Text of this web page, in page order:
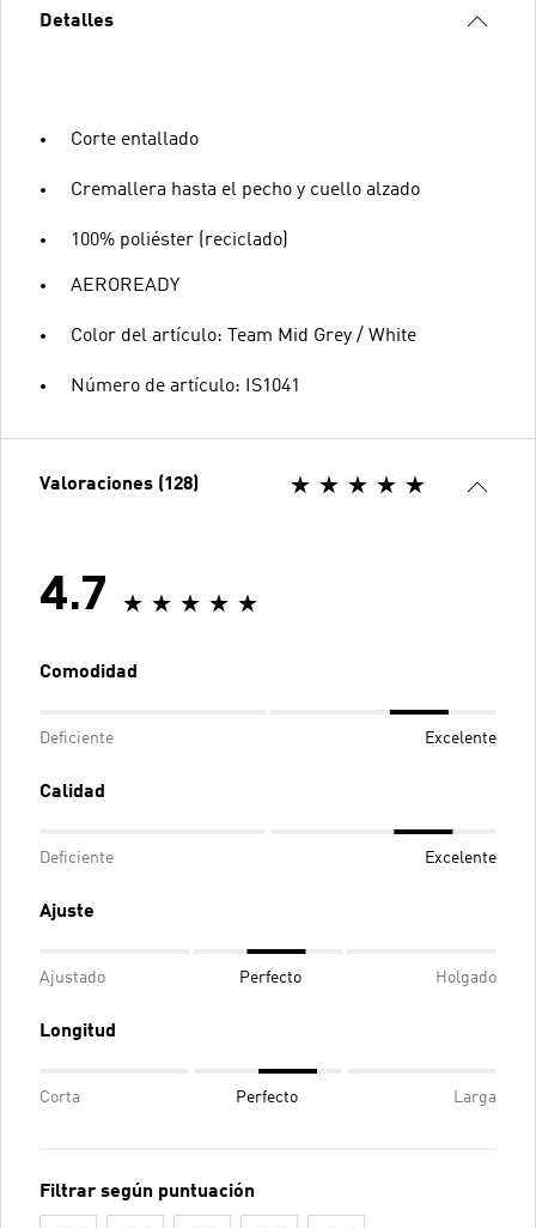
Detalles
Corte entallado
Cremallera hasta el pecho y cuello alzado
100% poliéster (reciclado)
AEROREADY
Color del artículo: Team Mid Grey / White
Número de artículo: IS1041
Valoraciones (128)
4.7
Comodidad
Deficiente Excelente
Calidad
Deficiente Excelente
Ajuste
Ajustado Perfecto Holgado
Longitud
Corta Perfecto Larga
Filtrar según puntuación